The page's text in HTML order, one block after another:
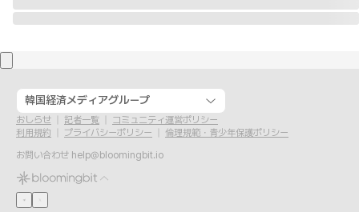
韓国経済メディアグループ
おしらせ 記者一覧
コミュニティ運営ポリシー
利用規約
プライバシーポリシー
倫理規範・青少年保護ポリシー
お問い合わせ help@bloomingbit.io